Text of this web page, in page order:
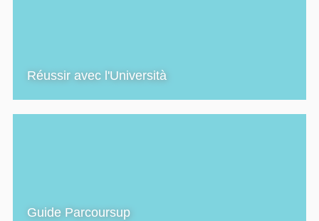
Réussir avec l'Università
Guide Parcoursup